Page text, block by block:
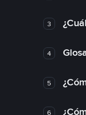
3
4
5
6